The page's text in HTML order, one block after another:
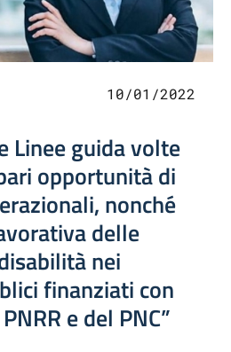
10/01/2022
Linee guida volte
opportunità di
nonché
delle
nei
finanziati con
e del PNC”